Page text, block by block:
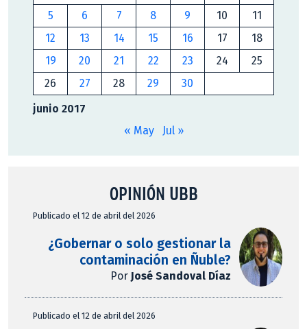
junio 2017
5
6 7 8 9 10
11
12
13 14 15 16 17
18
19
20 21 22 23 24
25
26
27 28 29 30
« May Jul »
OPINIÓN UBB
Publicado el 12 de abril del 2026
¿Gobernar o solo gestionar la
contaminación en Ñuble?
Por José Sandoval Díaz
Publicado el 12 de abril del 2026